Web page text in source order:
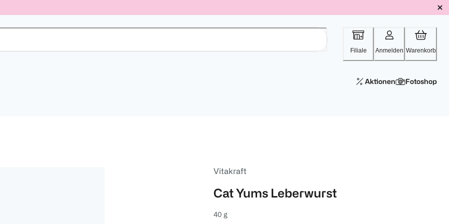
Filiale Anmelden Warenkorb
Aktionen Fotoshop
Vitakraft
Cat Yums Leberwurst
40 g